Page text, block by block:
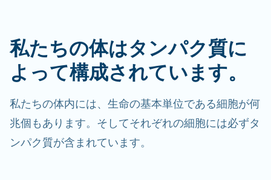
私たちの体はタンパク質に
よって構成されています。
私たちの体内には、生命の基本単位である細胞が何
兆個もあります。そしてそれぞれの細胞には必ずタ
ンパク質が含まれています。